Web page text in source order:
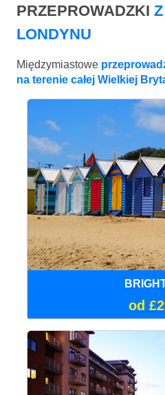
PRZEPROWADZKI
LONDYNU
Międzymiastowe
na terenie całej Wielkiej
od